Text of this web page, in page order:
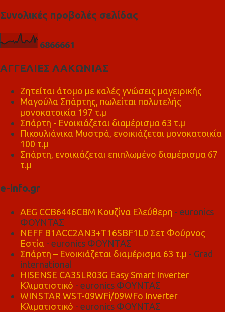
Συνολικές προβολές σελίδας
6866661
ΑΓΓΕΛΙΕΣ ΛΑΚΩΝΙΑΣ
Ζητείται άτομο με καλές γνώσεις μαγειρικής
Μαγούλα Σπάρτης, πωλείται πολυτελής
μονοκατοικία 197 τ.μ
Σπάρτη - Ενοικιάζεται διαμέρισμα 63 τ.μ
Πικουλιάνικα Μυστρά, ενοικιάζεται μονοκατοικία
100 τ.μ
Σπάρτη, ενοικιάζεται επιπλωμένο διαμέρισμα 67
τ.μ
e-info.gr
AEG CCB6446CBM Κουζίνα Ελεύθερη - euronics
ΦΟΥΝΤΑΣ
NEFF B1ACC2AN3+T16SBF1L0 Σετ Φούρνος
Εστία - euronics ΦΟΥΝΤΑΣ
Σπάρτη – Ενοικιάζεται διαμέρισμα 63 τ.μ - Grad
international
HISENSE CA35LR03G Easy Smart Inverter
Κλιματιστικό - euronics ΦΟΥΝΤΑΣ
WINSTAR WST-09WFi/09WFo Inverter
Κλιματιστικό - euronics ΦΟΥΝΤΑΣ